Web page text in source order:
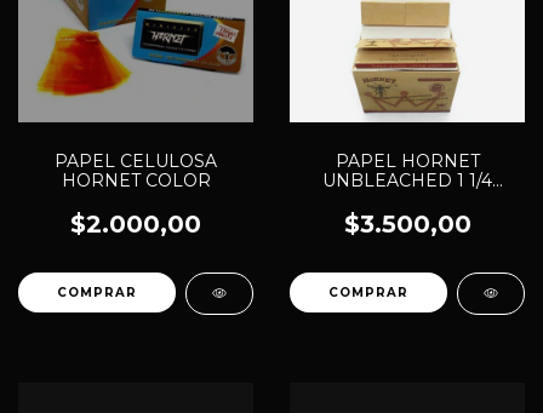
PAPEL CELULOSA
HORNET COLOR
$2.000,00
PAPEL HORNET
UNBLEACHED 1 1/4
$3.500,00